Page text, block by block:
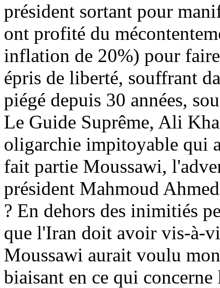
président sortant pour
ont profité du
inflation de 20%) pour
épris de liberté, souffrant
piégé depuis 30 années,
Le Guide Suprême, Ali
oligarchie impitoyable qui
fait partie Moussawi,
président Mahmoud
? En dehors des inimitiés
que l'Iran doit avoir vis-à-
Moussawi aurait voulu
biaisant en ce qui